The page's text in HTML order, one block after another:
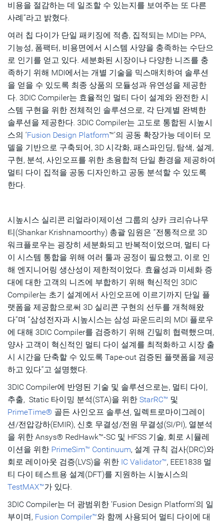
비용을 절감하는 데 일조할 수 있는지를 보여주는 또 다른
사례”라고 밝혔다.
여러 칩 다이가 단일 패키징에 적층, 집적되는 MDI는 PPA,
기능성, 폼팩터, 비용면에서 시스템 사양을 충족하는 수단으
로 인기를 얻고 있다. 세분화된 시장이나 다양한 니즈를 충
족하기 위해 MDI에서는 개별 기술을 믹스매치하여 솔루션
을 얻을 수 있도록 최종 상품의 모듈성과 유연성을 제공한
다. 3DIC Compiler는 효율적인 멀티 다이 설계와 완전한 시
스템 구현을 위한 전체적인 솔루션으로, 각 단계별 완벽한
솔루션을 제공한다. 3DIC Compiler는 고도로 통합된 시높시
스의 ‘Fusion Design Platform™’의 공동 확장가능 데이터 모
델을 기반으로 구축되어, 3D 시각화, 패스파인딩, 탐색, 설계,
구현, 분석, 사인오프를 위한 초융합적 단일 환경을 제공하여
멀티 다이 집적을 공동 디자인하고 공동 분석할 수 있도록
한다.
시높시스 실리콘 리얼라이제이션 그룹의 샹카 크리슈나무
티(Shankar Krishnamoorthy) 총괄 임원은 “전통적으로 3D
워크플로우는 굉장히 세분화되고 반복적이었으며, 멀티 다
이 시스템 통합을 위해 여러 툴과 공정이 필요했고, 이로 인
해 엔지니어링 생산성이 제한적이었다. 효율성과 미세화 증
대에 대한 고객의 니즈에 부합하기 위해 혁신적인 3DIC
Compiler는 초기 설계에서 사인오프에 이르기까지 단일 플
랫폼을 제공함으로써 3D 실리콘 구현의 선두를 개척해왔
다”며 “삼성전자과 시높시스는 삼성 파운드리의 MDI 플로우
에 대해 3DIC Compiler를 검증하기 위해 긴밀히 협력했으며,
양사 고객이 혁신적인 멀티 다이 설계를 최적화하고 시장 출
시 시간을 단축할 수 있도록 Tape-out 검증된 플랫폼을 제공
하고 있다”고 설명했다.
3DIC Compiler에 반영된 기술 및 솔루션으로는, 멀티 다이,
추출, Static 타이밍 분석(STA)을 위한 StarRC™ 및
PrimeTime® 골든 사인오프 솔루션, 일렉트로마이그레이
션/전압강하(EMIR), 신호 무결성/전원 무결성(SI/PI), 열분석
을 위한 Ansys® RedHawk™-SC 및 HFSS 기술, 회로 시뮬레
이션을 위한 PrimeSim™ Continuum, 설계 규칙 검사(DRC)와
회로 레이아웃 검증(LVS)을 위한 IC Validator™, EEE1838 멀
티 다이 테스트용 설계(DFT)를 지원하는 시높시스의
TestMAX™가 있다.
3DIC Compiler는 더 광범위한 ‘Fusion Design Platform’의 일
부이며, Fusion Compiler™와 함께 사용되어 멀티 다이에 대